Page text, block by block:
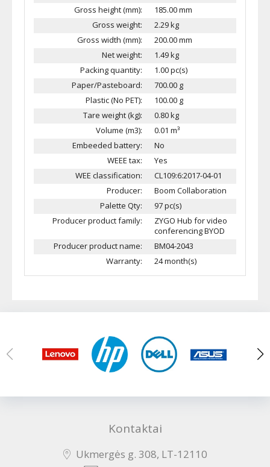
Gross height (mm):
185.00 mm
Gross weight:
2.29 kg
Gross width (mm):
200.00 mm
Net weight:
1.49 kg
Packing quantity:
1.00 pc(s)
Paper/Pasteboard:
700.00 g
Plastic (No PET):
100.00 g
Tare weight (kg):
0.80 kg
Volume (m3):
0.01 m³
Embeeded battery:
No
WEEE tax:
Yes
WEE classification:
CL109:6:2017-04-01
Producer:
Boom Collaboration
Palette Qty:
97 pc(s)
Producer product family:
ZYGO Hub for video
conferencing BYOD
Producer product name:
BM04-2043
Warranty:
24 month(s)
Kontaktai
Ukmergės g. 308, LT-12110